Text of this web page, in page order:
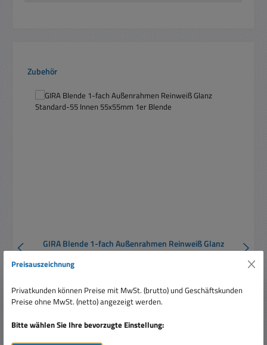
Produktgalerie überspringen
Zubehör
GIRA Blende 1-fach Außenrahmen Reinweiß Glanz
Standard-55 Innen 55x55mm 1er Blende
Preisauszeichnung
Privatkunden können Preise mit MwSt. (brutto) und Geschäftskunden
Preise ohne MwSt. (netto) angezeigt werden.
Bitte wählen Sie Ihre bevorzugte Einstellung: